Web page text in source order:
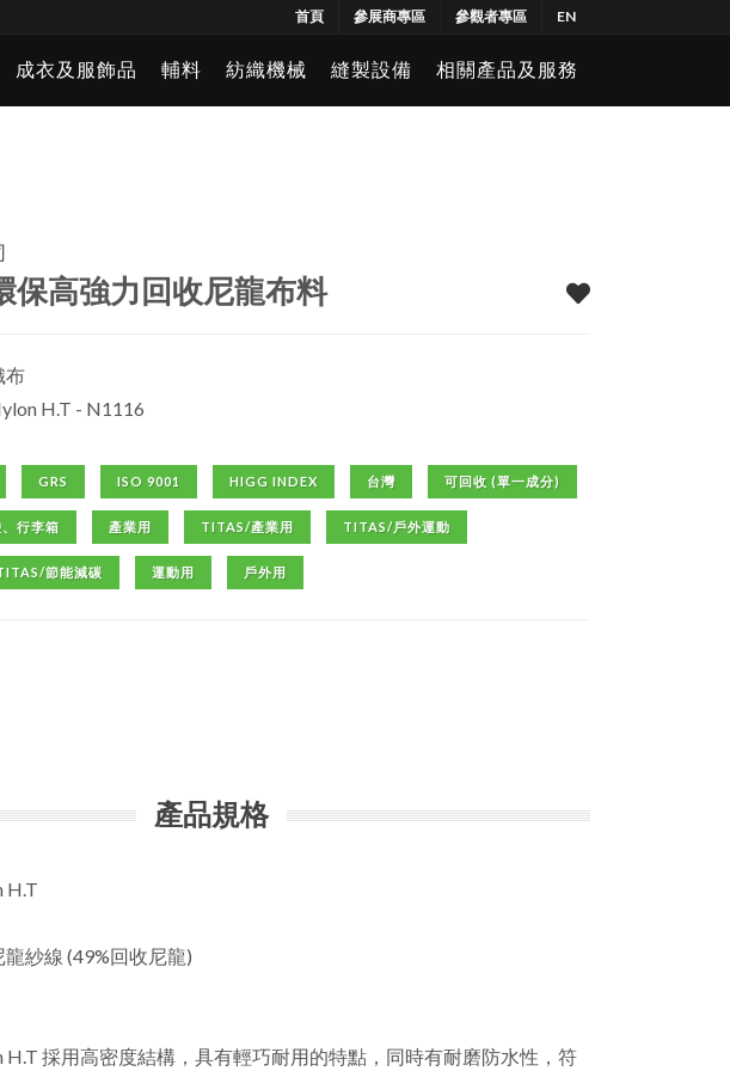
首頁 參展商專區 參觀者專區 EN
成衣及服飾品 輔料 紡織機械 縫製設備 相關產品及服務
保高強力回收尼龍布料
布
H.T - N1116
GRS ISO 9001 HIGG INDEX 台灣 可回收 (單一成分)
行李箱 產業用 TITAS/產業用 TITAS/戶外運動
節能減碳 運動用 戶外用
產品規格
H.T
紗線 (49%回收尼龍)
H.T 採用高密度結構，具有輕巧耐用的特點，同時有耐磨防水性，符